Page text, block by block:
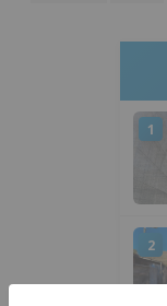
1
2